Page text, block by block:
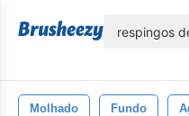
Molhado Fundo